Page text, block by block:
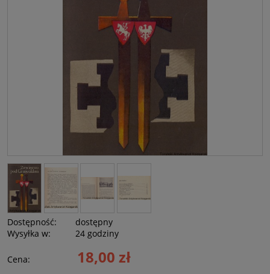
Dostępność:
dostępny
Wysyłka w:
24 godziny
Cena: 18,00 zł